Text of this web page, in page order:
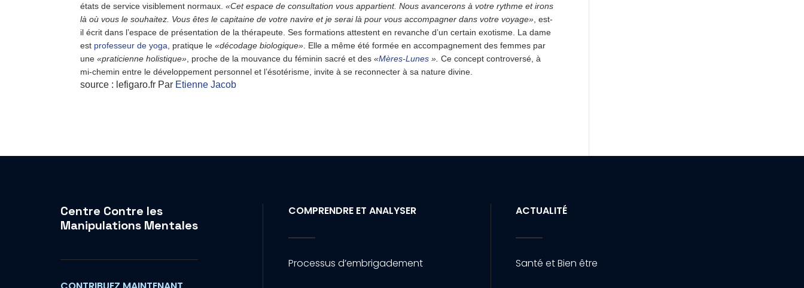
états de service visiblement normaux.«Cet espace de consultation vous appartient. Nous avancerons à votre rythme et irons
là où vous le souhaitez. Vous êtes le capitaine de votre navire et je serai là pour vous accompagner dans votre voyage» , est-
il écrit dans l’espace de présentation de la thérapeute. Ses formations attestent en revanche d’un certain exotisme. La dame
est professeur de yoga , pratique le«décodage biologique» . Elle a même été formée en accompagnement des femmes par
une«praticienne holistique» , proche de la mouvance du féminin sacré et des«Mères-Lunes ». Ce concept controversé, à
mi-chemin entre le développement personnel et l’ésotérisme, invite à se reconnecter à sa nature divine.
source : lefigaro.fr Par Etienne Jacob
Centre Contre les
Manipulations Mentales
COMPRENDRE ET ANALYSER
Processus d’embrigadement
ACTUALITÉ
Santé et Bien être